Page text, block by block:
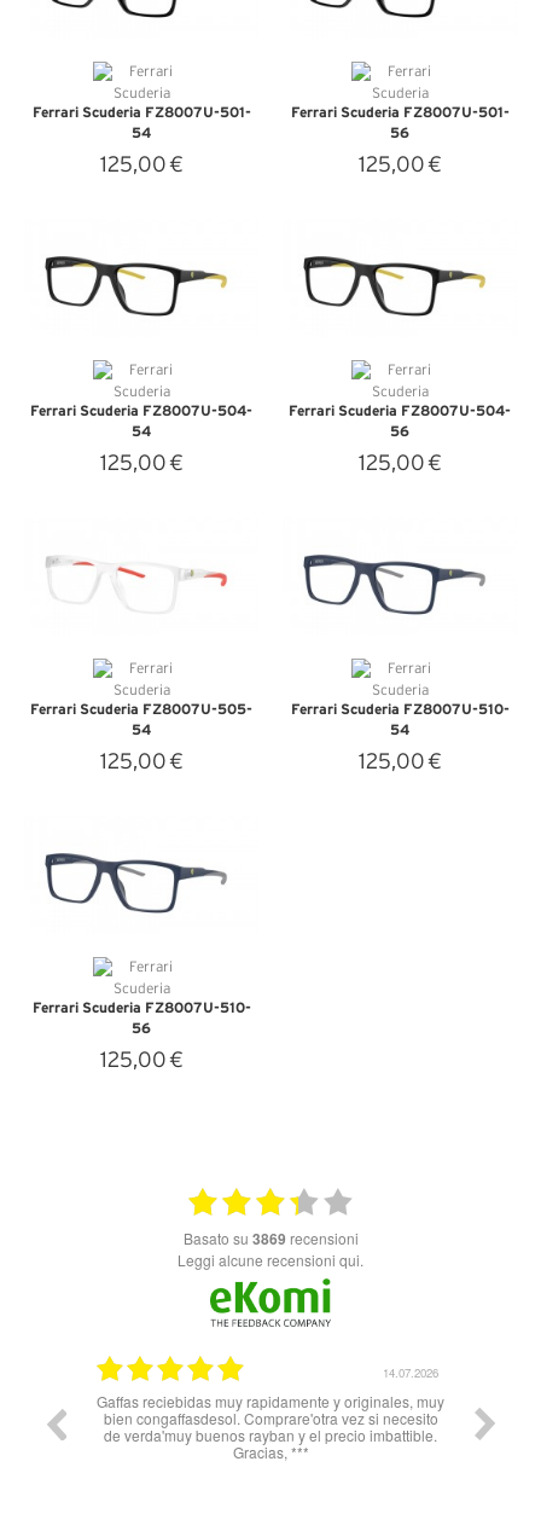
Ferrari Scuderia FZ8007U-501-
54
125,00 €
Ferrari Scuderia FZ8007U-501-
56
125,00 €
Ferrari Scuderia FZ8007U-504-
54
125,00 €
Ferrari Scuderia FZ8007U-504-
56
125,00 €
Ferrari Scuderia FZ8007U-505-
54
125,00 €
Ferrari Scuderia FZ8007U-510-
54
125,00 €
Ferrari Scuderia FZ8007U-510-
56
125,00 €
basato su 3869 recensioni
Leggi alcune recensioni qui.
11.06.2026
Nn solo super celeri nelle informazioni ma
soprattutto servizio e spedizione impeccabili! Dalla
Spagna all’Italia in 3 gg lavorativi! Bravi e grazie